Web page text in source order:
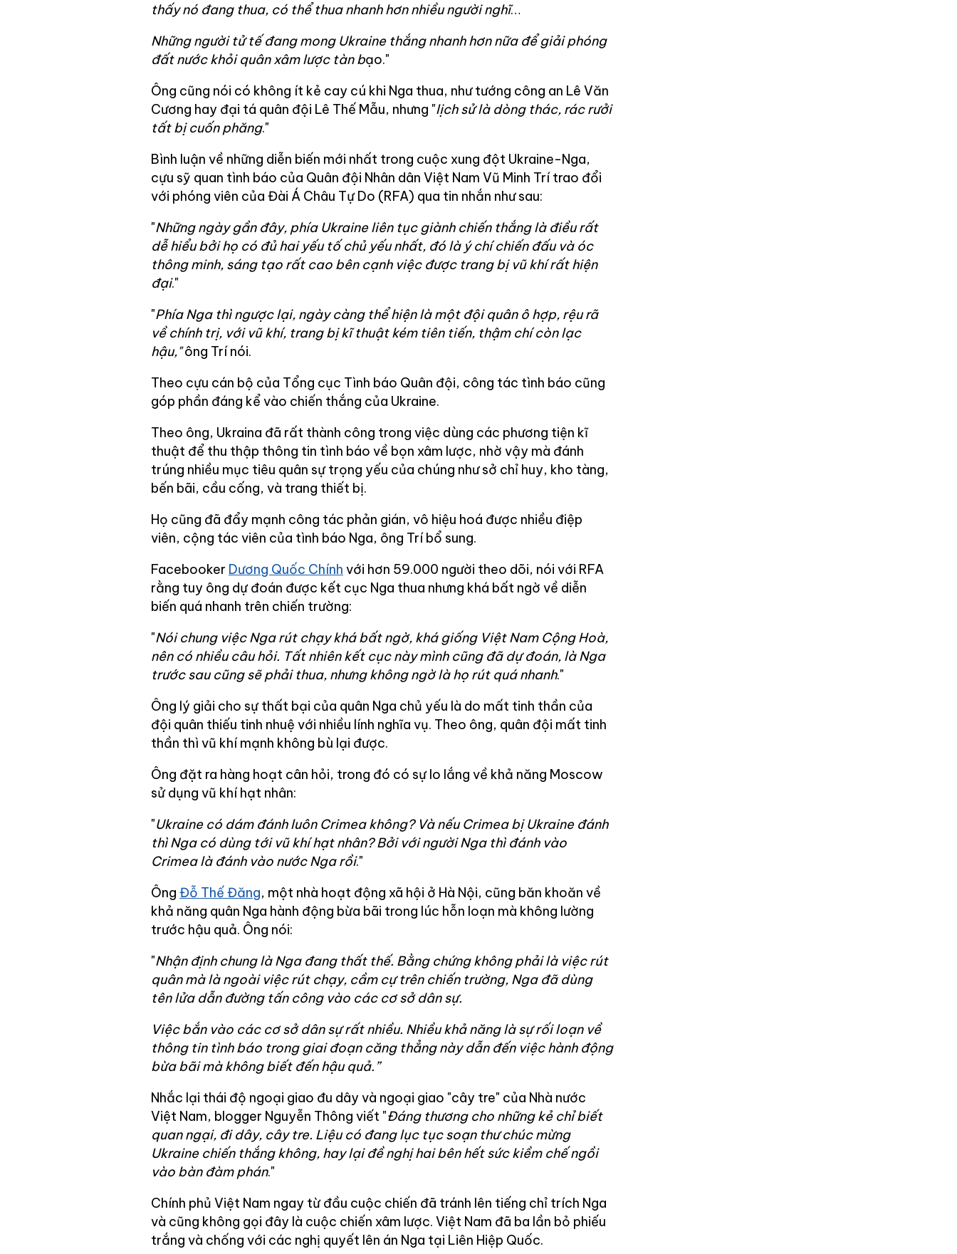
thấy nó đang thua, có thể thua nhanh hơn nhiều người nghĩ…
Những người tử tế đang mong Ukraine thắng nhanh hơn nữa để giải phóng
đất nước khỏi quân xâm lược tàn bạo."
Ông cũng nói có không ít kẻ cay cú khi Nga thua, như tướng công an Lê Văn
Cương hay đại tá quân đội Lê Thế Mẫu, nhưng "lịch sử là dòng thác, rác rưởi
tất bị cuốn phăng."
Bình luận về những diễn biến mới nhất trong cuộc xung đột Ukraine-Nga,
cựu sỹ quan tình báo của Quân đội Nhân dân Việt Nam Vũ Minh Trí trao đổi
với phóng viên của Đài Á Châu Tự Do (RFA) qua tin nhắn như sau:
"Những ngày gần đây, phía Ukraine liên tục giành chiến thắng là điều rất
dễ hiểu bởi họ có đủ hai yếu tố chủ yếu nhất, đó là ý chí chiến đấu và óc
thông minh, sáng tạo rất cao bên cạnh việc được trang bị vũ khí rất hiện
đại."
"Phía Nga thì ngược lại, ngày càng thể hiện là một đội quân ô hợp, rệu rã
về chính trị, với vũ khí, trang bị kĩ thuật kém tiên tiến, thậm chí còn lạc
hậu,"ông Trí nói.
Theo cựu cán bộ của Tổng cục Tình báo Quân đội, công tác tình báo cũng
góp phần đáng kể vào chiến thắng của Ukraine.
Theo ông, Ukraina đã rất thành công trong việc dùng các phương tiện kĩ
thuật để thu thập thông tin tình báo về bọn xâm lược, nhờ vậy mà đánh
trúng nhiều mục tiêu quân sự trọng yếu của chúng như sở chỉ huy, kho tàng,
bến bãi, cầu cống, và trang thiết bị.
Họ cũng đã đẩy mạnh công tác phản gián, vô hiệu hoá được nhiều điệp
viên, cộng tác viên của tình báo Nga, ông Trí bổ sung.
Facebooker Dương Quốc Chính với hơn 59.000 người theo dõi, nói với RFA
rằng tuy ông dự đoán được kết cục Nga thua nhưng khá bất ngờ về diễn
biến quá nhanh trên chiến trường:
"Nói chung việc Nga rút chạy khá bất ngờ, khá giống Việt Nam Cộng Hoà,
nên có nhiều câu hỏi. Tất nhiên kết cục này mình cũng đã dự đoán, là Nga
trước sau cũng sẽ phải thua, nhưng không ngờ là họ rút quá nhanh."
Ông lý giải cho sự thất bại của quân Nga chủ yếu là do mất tinh thần của
đội quân thiếu tinh nhuệ với nhiều lính nghĩa vụ. Theo ông, quân đội mất tinh
thần thì vũ khí mạnh không bù lại được.
Ông đặt ra hàng hoạt cân hỏi, trong đó có sự lo lắng về khả năng Moscow
sử dụng vũ khí hạt nhân:
"Ukraine có dám đánh luôn Crimea không? Và nếu Crimea bị Ukraine đánh
thì Nga có dùng tới vũ khí hạt nhân? Bởi với người Nga thì đánh vào
Crimea là đánh vào nước Nga rồi."
Ông Đỗ Thế Đăng, một nhà hoạt động xã hội ở Hà Nội, cũng băn khoăn về
khả năng quân Nga hành động bừa bãi trong lúc hỗn loạn mà không lường
trước hậu quả. Ông nói:
"Nhận định chung là Nga đang thất thế. Bằng chứng không phải là việc rút
quân mà là ngoài việc rút chạy, cầm cự trên chiến trường, Nga đã dùng
tên lửa dẫn đường tấn công vào các cơ sở dân sự.
Việc bắn vào các cơ sở dân sự rất nhiều. Nhiều khả năng là sự rối loạn về
thông tin tình báo trong giai đoạn căng thẳng này dẫn đến việc hành động
bừa bãi mà không biết đến hậu quả.”
Nhắc lại thái độ ngoại giao đu dây và ngoại giao "cây tre" của Nhà nước
Việt Nam, blogger Nguyễn Thông viết "Đáng thương cho những kẻ chỉ biết
quan ngại, đi dây, cây tre. Liệu có đang lục tục soạn thư chúc mừng
Ukraine chiến thắng không, hay lại đề nghị hai bên hết sức kiềm chế ngồi
vào bàn đàm phán."
Chính phủ Việt Nam ngay từ đầu cuộc chiến đã tránh lên tiếng chỉ trích Nga
và cũng không gọi đây là cuộc chiến xâm lược. Việt Nam đã ba lần bỏ phiếu
trắng và chống với các nghị quyết lên án Nga tại Liên Hiệp Quốc.